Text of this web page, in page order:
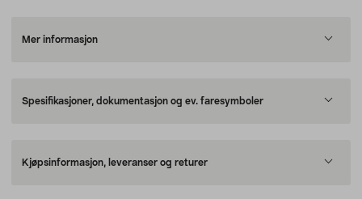
Mer informasjon
Spesifikasjoner, dokumentasjon og ev. faresymboler
Kjøpsinformasjon, leveranser og returer